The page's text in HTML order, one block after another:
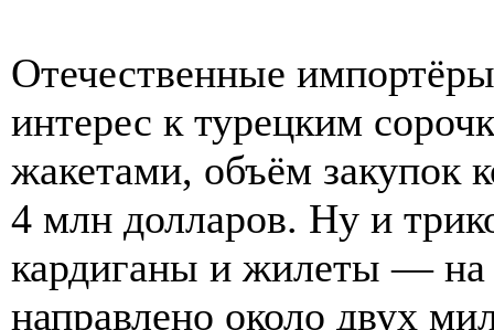
Отечественные
интерес к турецким
жакетами, объём закупок
4 млн долларов. Ну и
кардиганы и жилеты — на
направлено около двух